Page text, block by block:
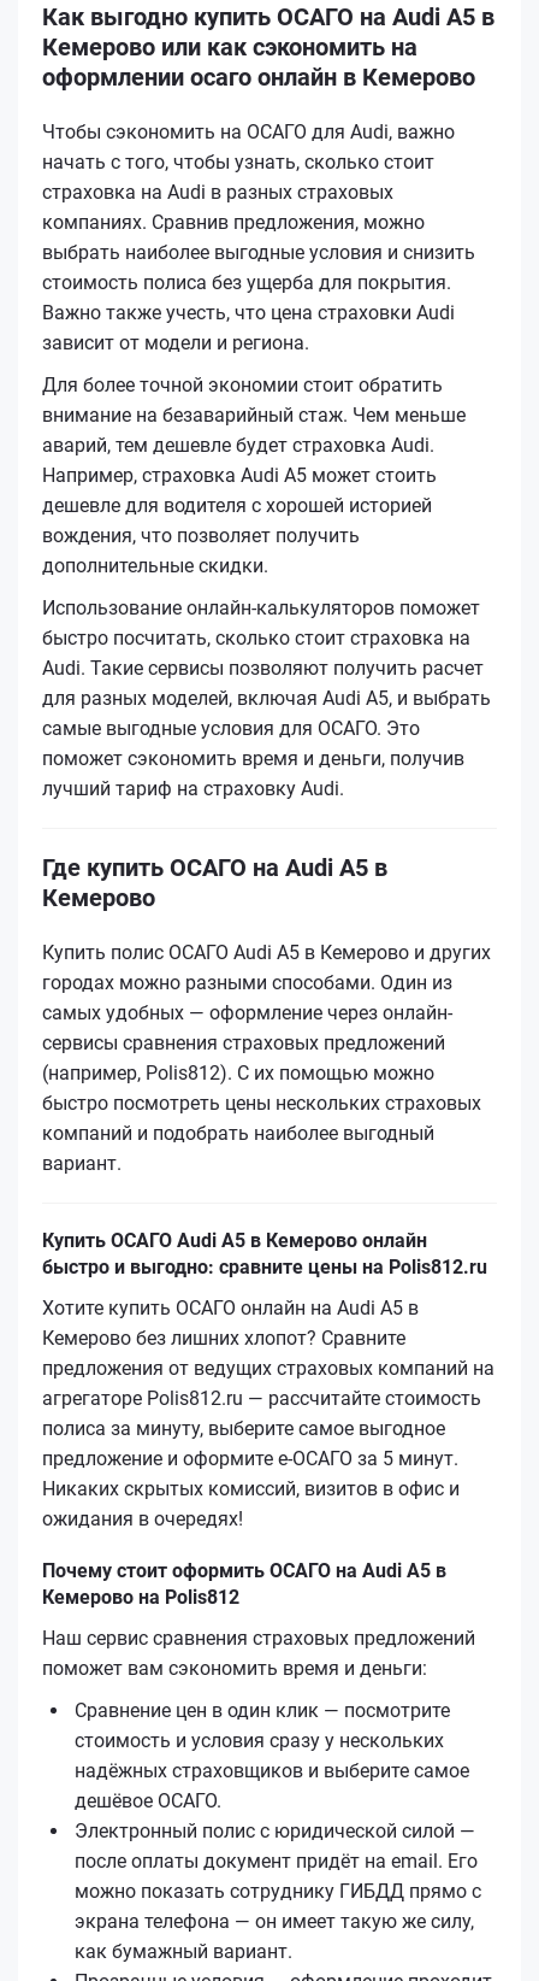
Как выгодно купить ОСАГО на Audi A5 в
Кемерово или как сэкономить на
оформлении осаго онлайн в Кемерово
Чтобы сэкономить на ОСАГО для Audi, важно
начать с того, чтобы узнать, сколько стоит
страховка на Audi в разных страховых
компаниях. Сравнив предложения, можно
выбрать наиболее выгодные условия и снизить
стоимость полиса без ущерба для покрытия.
Важно также учесть, что цена страховки Audi
зависит от модели и региона.
Для более точной экономии стоит обратить
внимание на безаварийный стаж. Чем меньше
аварий, тем дешевле будет страховка Audi.
Например, страховка Audi A5 может стоить
дешевле для водителя с хорошей историей
вождения, что позволяет получить
дополнительные скидки.
Использование онлайн-калькуляторов поможет
быстро посчитать, сколько стоит страховка на
Audi. Такие сервисы позволяют получить расчет
для разных моделей, включая Audi A5, и выбрать
самые выгодные условия для ОСАГО. Это
поможет сэкономить время и деньги, получив
лучший тариф на страховку Audi.
Где купить ОСАГО на Audi A5 в
Кемерово
Купить полис ОСАГО Audi A5 в Кемерово и других
городах можно разными способами. Один из
самых удобных — оформление через онлайн-
сервисы сравнения страховых предложений
(например, Polis812). С их помощью можно
быстро посмотреть цены нескольких страховых
компаний и подобрать наиболее выгодный
вариант.
Купить ОСАГО Audi A5 в Кемерово онлайн
быстро и выгодно: сравните цены на Polis812.ru
Хотите купить ОСАГО онлайн на Audi A5 в
Кемерово без лишних хлопот? Сравните
предложения от ведущих страховых компаний на
агрегаторе Polis812.ru — рассчитайте стоимость
полиса за минуту, выберите самое выгодное
предложение и оформите е‑ОСАГО за 5 минут.
Никаких скрытых комиссий, визитов в офис и
ожидания в очередях!
Почему стоит оформить ОСАГО на Audi A5 в
Кемерово на Polis812
Наш сервис сравнения страховых предложений
поможет вам сэкономить время и деньги:
Сравнение цен в один клик — посмотрите
стоимость и условия сразу у нескольких
надёжных страховщиков и выберите самое
дешёвое ОСАГО.
Электронный полис с юридической силой —
после оплаты документ придёт на email. Его
можно показать сотруднику ГИБДД прямо с
экрана телефона — он имеет такую же силу,
как бумажный вариант.